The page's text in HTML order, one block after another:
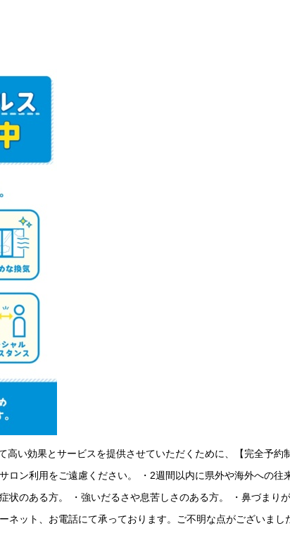
高い効果とサービスを提供させていただくために、【完全予
ロン利用をご遠慮ください。 ・2週間以内に県外や海外への
状のある方。 ・強いだるさや息苦しさのある方。 ・鼻づまり
ネット、お電話にて承っております。ご不明な点がございまし